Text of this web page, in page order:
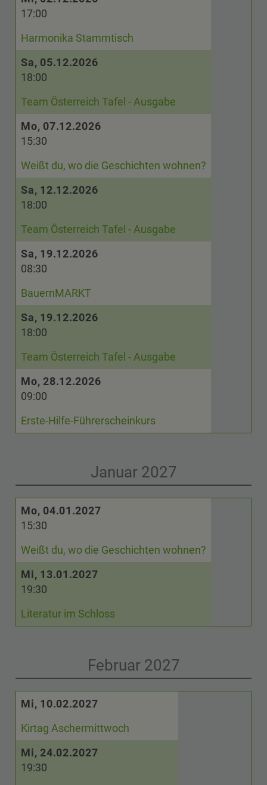
17:00
Harmonika Stammtisch
Sa, 05.12.2026
18:00
Team Österreich Tafel - Ausgabe
Mo, 07.12.2026
15:30
Weißt du, wo die Geschichten wohnen?
Sa, 12.12.2026
18:00
Team Österreich Tafel - Ausgabe
Sa, 19.12.2026
08:30
BauernMARKT
Sa, 19.12.2026
18:00
Team Österreich Tafel - Ausgabe
Mo, 28.12.2026
09:00
Erste-Hilfe-Führerscheinkurs
Januar 2027
Mo, 04.01.2027
15:30
Weißt du, wo die Geschichten wohnen?
Mi, 13.01.2027
19:30
Literatur im Schloss
Februar 2027
Mi, 10.02.2027
Kirtag Aschermittwoch
Mi, 24.02.2027
19:30